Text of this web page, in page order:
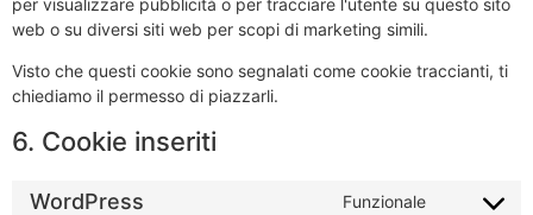
per visualizzare pubblicità o per tracciare l'utente su questo sito
web o su diversi siti web per scopi di marketing simili.
Visto che questi cookie sono segnalati come cookie traccianti, ti
chiediamo il permesso di piazzarli.
6. Cookie inseriti
WordPress Funzionale